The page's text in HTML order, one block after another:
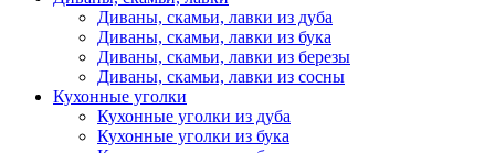
Диваны, скамьи, лавки из дуба
Диваны, скамьи, лавки из бука
Диваны, скамьи, лавки из березы
Диваны, скамьи, лавки из сосны
Кухонные уголки
Кухонные уголки из дуба
Кухонные уголки из бука